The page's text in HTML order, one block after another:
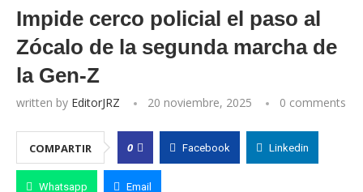
Impide cerco policial el paso al
Zócalo de la segunda marcha de
la Gen-Z
written by EditorJRZ 20 noviembre, 2025 0 comments
COMPARTIR 0 Facebook Linkedin
Whatsapp Email